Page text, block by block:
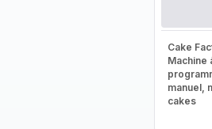
Cake
Machine
manuel,
cakes